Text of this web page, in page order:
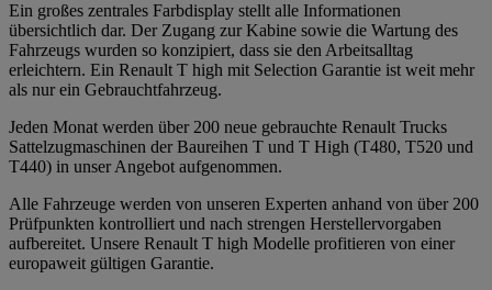
Ein großes zentrales Farbdisplay stellt alle Informationen
übersichtlich dar. Der Zugang zur Kabine sowie die Wartung des
Fahrzeugs wurden so konzipiert, dass sie den Arbeitsalltag
erleichtern. Ein Renault T high mit Selection Garantie ist weit mehr
als nur ein Gebrauchtfahrzeug.
Jeden Monat werden über 200 neue gebrauchte Renault Trucks
Sattelzugmaschinen der Baureihen T und T High (T480, T520 und
T440) in unser Angebot aufgenommen.
Alle Fahrzeuge werden von unseren Experten anhand von über 200
Prüfpunkten kontrolliert und nach strengen Herstellervorgaben
aufbereitet. Unsere Renault T high Modelle profitieren von einer
europaweit gültigen Garantie.